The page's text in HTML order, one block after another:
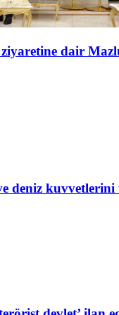
dair
deniz kuvvetlerini